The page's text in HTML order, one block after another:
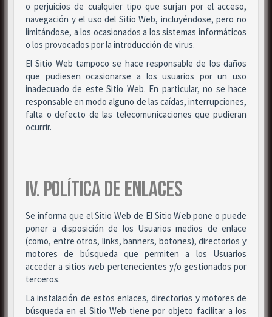
o perjuicios de cualquier tipo que surjan por el acceso,
navegación y el uso del Sitio Web, incluyéndose, pero no
limitándose, a los ocasionados a los sistemas informáticos
o los provocados por la introducción de virus.
El Sitio Web tampoco se hace responsable de los daños
que pudiesen ocasionarse a los usuarios por un uso
inadecuado de este Sitio Web. En particular, no se hace
responsable en modo alguno de las caídas, interrupciones,
falta o defecto de las telecomunicaciones que pudieran
ocurrir.
IV. POLÍTICA DE ENLACES
Se informa que el Sitio Web de El Sitio Web pone o puede
poner a disposición de los Usuarios medios de enlace
(como, entre otros, links, banners, botones), directorios y
motores de búsqueda que permiten a los Usuarios
acceder a sitios web pertenecientes y/o gestionados por
terceros.
La instalación de estos enlaces, directorios y motores de
búsqueda en el Sitio Web tiene por objeto facilitar a los